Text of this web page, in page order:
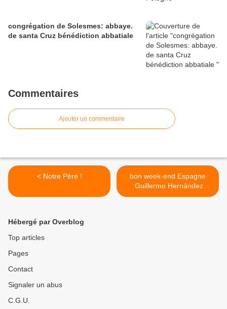
congrégation de Solesmes: abbaye.
de santa Cruz bénédiction abbatiale
Commentaires
Ajouter un commentaire
< Notre Père !
bon week-end Espagne
:Guillermo Hernández
Barrocal. Schumann Piano
Hébergé par Overblog
Top articles
Pages
Contact
Signaler un abus
C.G.U.